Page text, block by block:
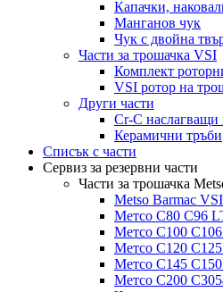
Капачки,
Манганов чук
Чук с двойна
Части за трошачка VSI
Комплект
VSI ротор на
Други части
Cr-C наслагващи
Керамични тръби
Списък с части
Сервиз за резервни части
Части за трошачка
Metso Barmac VSI
Метсо C80 C96
Метсо C100
Метсо C120
Метсо C145
Метсо C200